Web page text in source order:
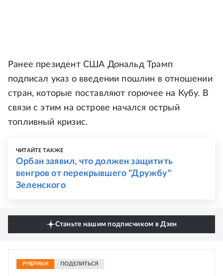
Ранее президент США Дональд Трамп
подписал указ о введении пошлин в отношении
стран, которые поставляют горючее на Кубу. В
связи с этим на острове начался острый
топливный кризис.
ЧИТАЙТЕ ТАКЖЕ
Орбан заявил, что должен защитить
венгров от перекрывшего "Дружбу"
Зеленского
Станьте нашим подписчиком в Дзен
РУБРИКИ ПОДЕЛИТЬСЯ